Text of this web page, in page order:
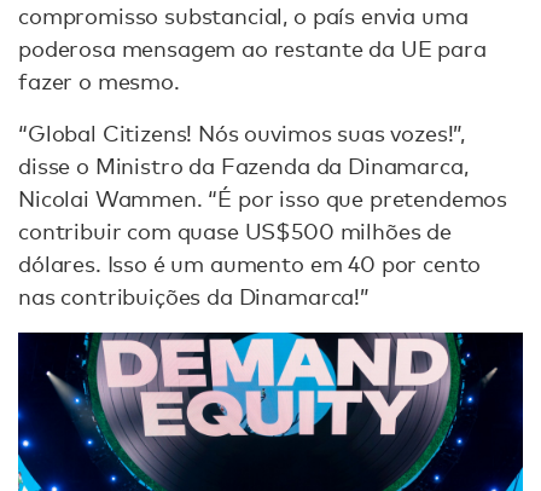
compromisso substancial, o país envia uma
poderosa mensagem ao restante da UE para
fazer o mesmo.
“Global Citizens! Nós ouvimos suas vozes!”,
disse o Ministro da Fazenda da Dinamarca,
Nicolai Wammen. “É por isso que pretendemos
contribuir com quase US$500 milhões de
dólares. Isso é um aumento em 40 por cento
nas contribuições da Dinamarca!”